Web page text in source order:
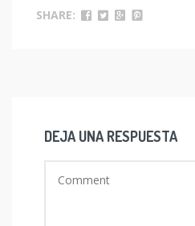
SHARE:
DEJA UNA RESPUESTA